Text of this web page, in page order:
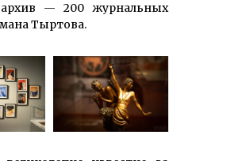
— 200 журнальных
Тыртова.